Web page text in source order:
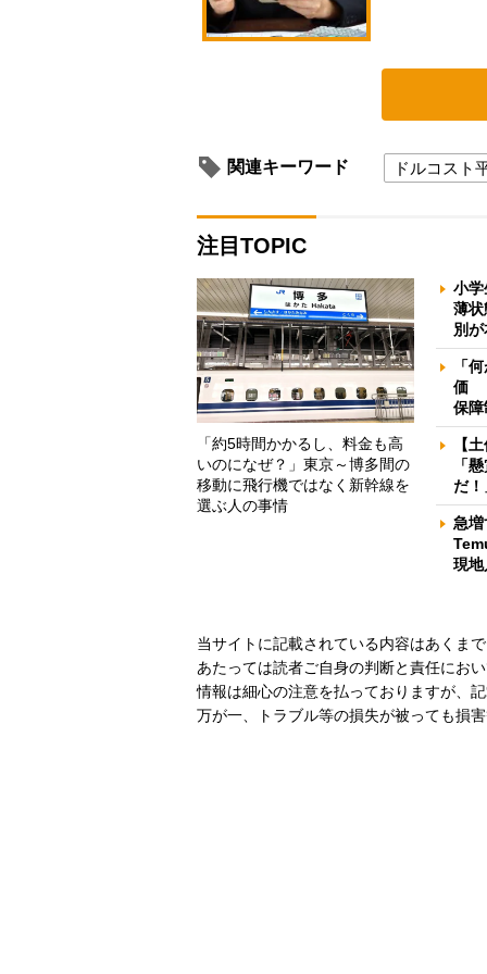
関連キーワード ドルコスト
注目TOPIC
「約5時間かかるし、料金も高
いのになぜ？」東京～博多間の
移動に飛行機ではなく新幹線を
選ぶ人の事情
小
薄
別
「
価
保障
【
「
だ
急
現地
当サイトに記載されている内容はあくま
あたっては読者ご自身の判断と責任にお
情報は細心の注意を払っておりますが、
万が一、トラブル等の損失が被っても損